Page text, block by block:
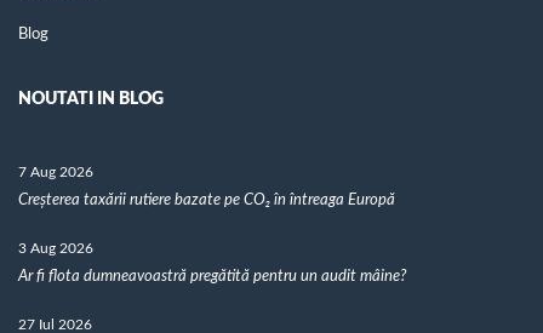
Blog
NOUTATI IN BLOG
7 Aug 2026
Creșterea taxării rutiere bazate pe CO₂ în întreaga Europă
3 Aug 2026
Ar fi flota dumneavoastră pregătită pentru un audit mâine?
27 Iul 2026